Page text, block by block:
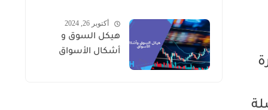
أكتوبر 26, 2024
هيكل السوق و
أشكال الأسواق